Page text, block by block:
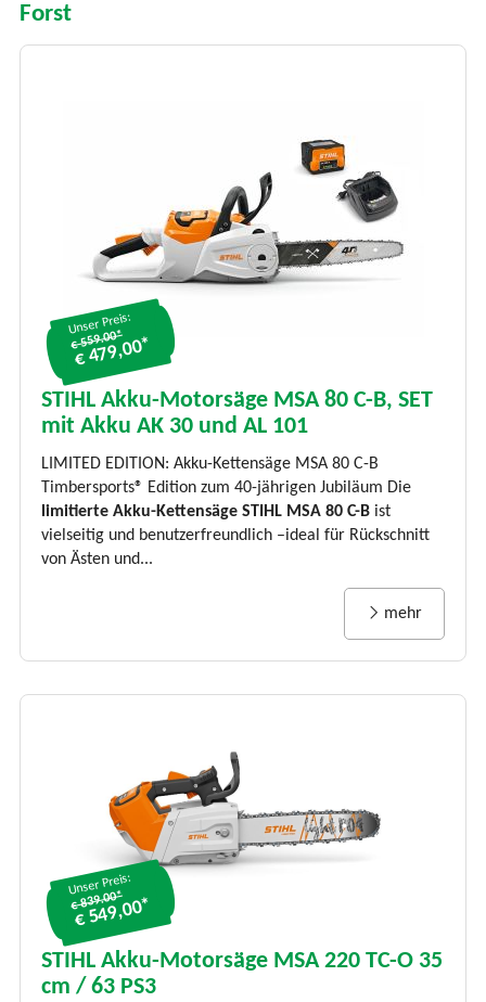
sind
hier
Forst
Unser Preis:
€ 559.00*
€ 479,00*
STIHL Akku-Motorsäge MSA 80 C-B, SET
mit Akku AK 30 und AL 101
LIMITED EDITION: Akku-Kettensäge MSA 80 C-B
Timbersports® Edition zum 40-jährigen Jubiläum Die
limitierte Akku-Kettensäge STIHL MSA 80 C-B ist
vielseitig und benutzerfreundlich –ideal für Rückschnitt
von Ästen und...
mehr
Unser Preis:
€ 839.00*
€ 549,00*
STIHL Akku-Motorsäge MSA 220 TC-O 35
cm / 63 PS3